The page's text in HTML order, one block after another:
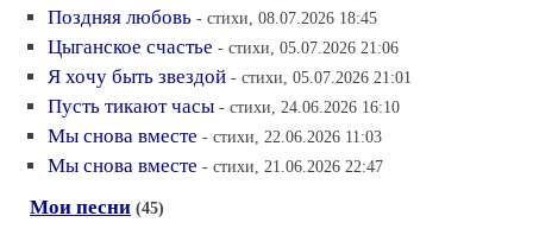
Поздняя любовь - стихи, 08.07.2026 18:45
Цыганское счастье - стихи, 05.07.2026 21:06
Я хочу быть звездой - стихи, 05.07.2026 21:01
Пусть тикают часы - стихи, 24.06.2026 16:10
Мы снова вместе - стихи, 22.06.2026 11:03
Мы снова вместе - стихи, 21.06.2026 22:47
Мои песни (45)